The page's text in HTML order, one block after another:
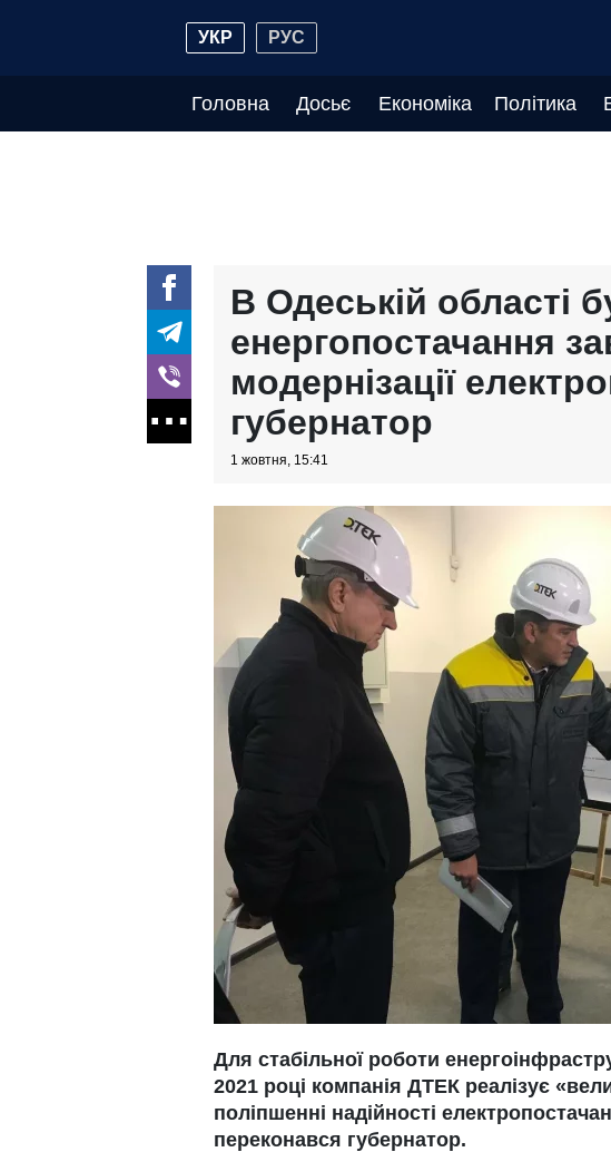
УКР РУС
Головна Досьє Економіка Політика
В Одеській області
енергопостачання
модернізації
губернатор
1 жовтня, 15:41
Для стабільної роботи
2021 році компанія ДТЕК реалізує
поліпшенні надійності
переконався губернатор.